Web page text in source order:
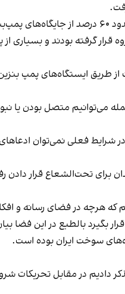
اعتراضات آبان‌ماه ۹۸ نیز مورد حمله سایبری این گروه قرار
طریق ایستگاه‌های پمپ
می‌توانیم متصل بودن یا
شرایط فعلی نمی‌توان
برای تحت‌الشعاع قرار دادن
هرچه در فضای رسانه و
بگیرد بالطبع در این فضا
سوخت ایران بوده است.
دادیم در مقابل تحریکات